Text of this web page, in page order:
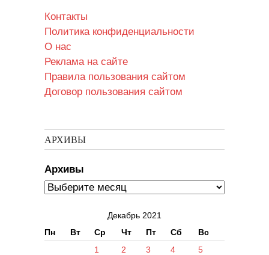
Контакты
Политика конфиденциальности
О нас
Реклама на сайте
Правила пользования сайтом
Договор пользования сайтом
АРХИВЫ
Архивы
Декабрь 2021
Пн
Вт Ср Чт Пт Сб Вс
1 2 3 4
5